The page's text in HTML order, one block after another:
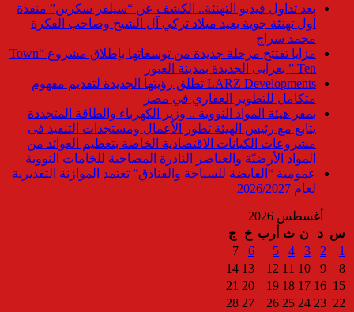
بعد تداول فيديو التهنئة.. الكشف عن “سيلفر سكرين” منفذة
أول تهنئة جوية بعيد ميلاد تركي آل الشيخ وصاحب الفكرة
محمد سراج
مزايا تفتتح مرحلة جديدة من توسعاتها بإطلاق مشروع “Town
Ten ” بعرابى الجديدة بمدينة العبور
LARZ Developments تطلق رؤيتها الجديدة لتقديم مفهوم
متكامل للتطوير العقاري في مصر
بمقر هيئة المواد النووية .. وزير الكهرباء والطاقة المتجددة
يتابع مع رئيس الهيئة تطور الأعمال ومستجدات التنفيذ فى
مشروعات الكيانات الاقتصادية الخاصة بتعظيم العوائد من
المواد الأرضيّة والعناصر النادرة المصاحبة للخامات النووية
عمومية “القابضة للسياحة والفنادق” تعتمد الموازنة التقديرية
لعام 2026/2027
أغسطس 2026
س د ن ث أرب خ
ج
1
2
3
4
5
6
7
8
9
10
11
12
13
14
15
16
17
18
19
20
21
22
23
24
25
26
27
28